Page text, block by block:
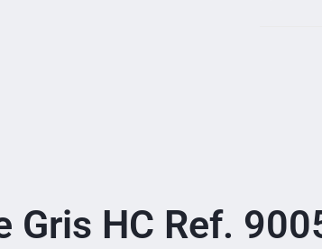
Gris HC Ref.